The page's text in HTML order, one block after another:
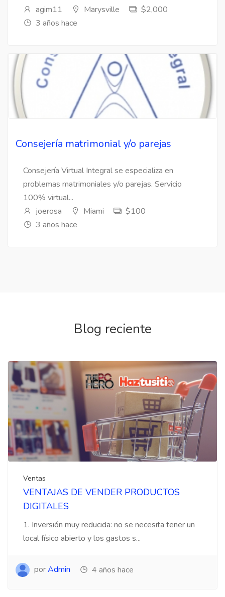
agim11
Marysville
$2,000
3 años hace
Consejería matrimonial y/o parejas
Consejería Virtual Integral se especializa en
problemas matrimoniales y/o parejas. Servicio
100% virtual...
joerosa
Miami
$100
3 años hace
Blog reciente
Ventas
VENTAJAS DE VENDER PRODUCTOS
DIGITALES
1. Inversión muy reducida: no se necesita tener un
local físico abierto y los gastos s...
porAdmin 4 años hace